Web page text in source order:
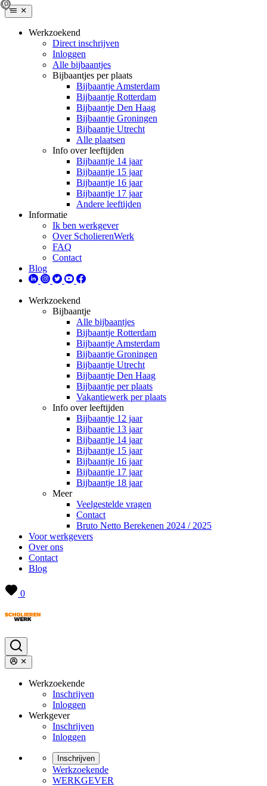
Werkzoekend
Direct inschrijven
Inloggen
Alle bijbaantjes
Bijbaantjes per plaats
Bijbaantje Amsterdam
Bijbaantje Rotterdam
Bijbaantje Den Haag
Bijbaantje Groningen
Bijbaantje Utrecht
Alle plaatsen
Info over leeftijden
Bijbaantje 14 jaar
Bijbaantje 15 jaar
Bijbaantje 16 jaar
Bijbaantje 17 jaar
Andere leeftijden
Informatie
Ik ben werkgever
Over ScholierenWerk
FAQ
Contact
Blog
Werkzoekend
Bijbaantje
Alle bijbaantjes
Bijbaantje Rotterdam
Bijbaantje Amsterdam
Bijbaantje Groningen
Bijbaantje Utrecht
Bijbaantje Den Haag
Bijbaantje per plaats
Vakantiewerk per plaats
Info over leeftijden
Bijbaantje 12 jaar
Bijbaantje 13 jaar
Bijbaantje 14 jaar
Bijbaantje 15 jaar
Bijbaantje 16 jaar
Bijbaantje 17 jaar
Bijbaantje 18 jaar
Meer
Veelgestelde vragen
Contact
Bruto Netto Berekenen 2024 / 2025
Voor werkgevers
Over ons
Contact
Blog
0
Werkzoekende
Inschrijven
Inloggen
Werkgever
Inschrijven
Inloggen
Inschrijven
Werkzoekende
WERKGEVER